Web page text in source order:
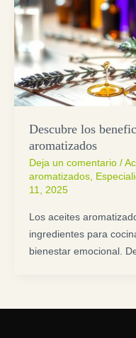
Descubre los
aromatizados
Deja un comentario /
aromatizados,
11, 2025
Los aceites
ingredientes para
bienestar emocional.